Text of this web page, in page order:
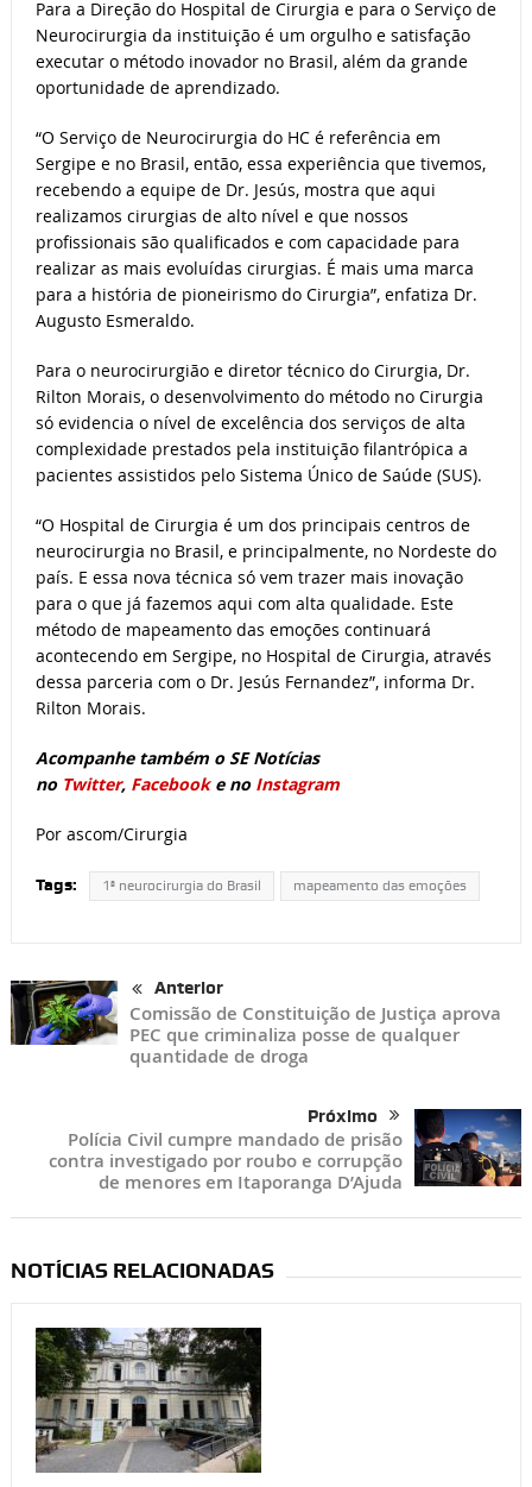
Para a Direção do Hospital de Cirurgia e para o Serviço de
Neurocirurgia da instituição é um orgulho e satisfação
executar o método inovador no Brasil, além da grande
oportunidade de aprendizado.
“O Serviço de Neurocirurgia do HC é referência em
Sergipe e no Brasil, então, essa experiência que tivemos,
recebendo a equipe de Dr. Jesús, mostra que aqui
realizamos cirurgias de alto nível e que nossos
profissionais são qualificados e com capacidade para
realizar as mais evoluídas cirurgias. É mais uma marca
para a história de pioneirismo do Cirurgia”, enfatiza Dr.
Augusto Esmeraldo.
Para o neurocirurgião e diretor técnico do Cirurgia, Dr.
Rilton Morais, o desenvolvimento do método no Cirurgia
só evidencia o nível de excelência dos serviços de alta
complexidade prestados pela instituição filantrópica a
pacientes assistidos pelo Sistema Único de Saúde (SUS).
“O Hospital de Cirurgia é um dos principais centros de
neurocirurgia no Brasil, e principalmente, no Nordeste do
país. E essa nova técnica só vem trazer mais inovação
para o que já fazemos aqui com alta qualidade. Este
método de mapeamento das emoções continuará
acontecendo em Sergipe, no Hospital de Cirurgia, através
dessa parceria com o Dr. Jesús Fernandez”, informa Dr.
Rilton Morais.
Acompanhe também o SE Notícias
no Twitter, Facebooke no Instagram
Por ascom/Cirurgia
Tags: 1ª neurocirurgia do Brasil mapeamento das emoções
Anterior
Comissão de Constituição de Justiça aprova
PEC que criminaliza posse de qualquer
quantidade de droga
Próximo
Polícia Civil cumpre mandado de prisão
contra investigado por roubo e corrupção
de menores em Itaporanga D’Ajuda
NOTÍCIAS RELACIONADAS